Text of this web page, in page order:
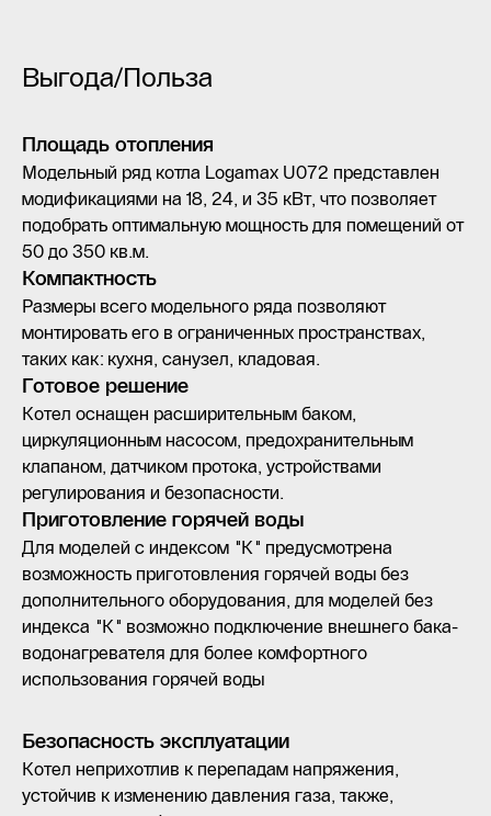
Выгода/Польза
Площадь отопления
Модельный ряд котла Logamax U072 представлен
модификациями на 18, 24, и 35 кВт, что позволяет
подобрать оптимальную мощность для помещений от
50 до 350 кв.м.
Компактность
Размеры всего модельного ряда позволяют
монтировать его в ограниченных пространствах,
таких как: кухня, санузел, кладовая.
Готовое решение
Котел оснащен расширительным баком,
циркуляционным насосом, предохранительным
клапаном, датчиком протока, устройствами
регулирования и безопасности.
Приготовление горячей воды
Для моделей с индексом "К" предусмотрена
возможность приготовления горячей воды без
дополнительного оборудования, для моделей без
индекса "К" возможно подключение внешнего бака-
водонагревателя для более комфортного
использования горячей воды
Безопасность эксплуатации
Котел неприхотлив к перепадам напряжения,
устойчив к изменению давления газа, также,